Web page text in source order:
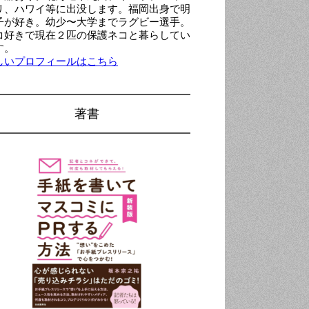
、ハワイ等に出没します。福岡出身で明
が好き。幼少〜大学までラグビー選手。
好きで現在２匹の保護ネコと暮らしてい
いプロフィールはこちら
著書